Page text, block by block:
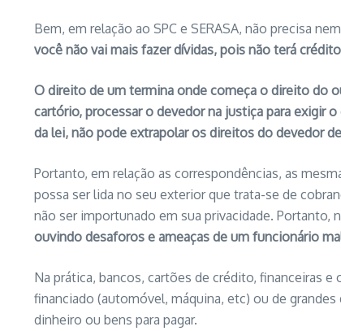
Bem, em relação ao SPC e SERASA, não precisa
você não vai mais fazer dívidas, pois não terá
O direito de um termina onde começa o direito do
cartório, processar o devedor na justiça para exigir
da lei, não pode extrapolar os direitos do devedor
Portanto, em relação as correspondências, as
possa ser lida no seu exterior que trata-se de
não ser importunado em sua privacidade.
ouvindo desaforos e ameaças de um funcionário
Na prática, bancos, cartões de crédito, financeiras
financiado (automóvel, máquina, etc) ou de
dinheiro ou bens para pagar.